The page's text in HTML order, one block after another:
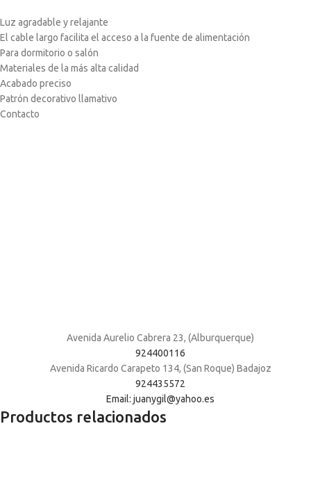
Luz agradable y relajante
El cable largo facilita el acceso a la fuente de alimentación
Para dormitorio o salón
Materiales de la más alta calidad
Acabado preciso
Patrón decorativo llamativo
Contacto
Avenida Aurelio Cabrera 23, (Alburquerque)
924400116
Avenida Ricardo Carapeto 134, (San Roque) Badajoz
924435572
Email: juanygil@yahoo.es
Productos relacionados